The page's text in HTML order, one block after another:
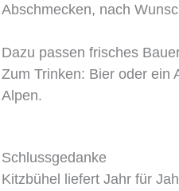
Abschmecken, nach
Dazu passen frisches
Zum Trinken: Bier oder ein
Alpen.
Schlussgedanke
Kitzbühel liefert Jahr für